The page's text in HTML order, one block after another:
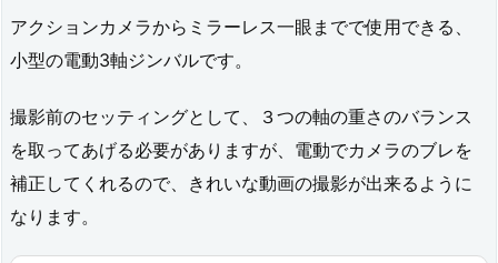
Y
N
C
アクションカメラからミラーレス一眼までで使用できる、
小型の電動3軸ジンバルです。
撮影前のセッティングとして、３つの軸の重さのバランス
を取ってあげる必要がありますが、電動でカメラのブレを
補正してくれるので、きれいな動画の撮影が出来るように
なります。